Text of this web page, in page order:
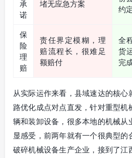
承
诺
堵无应急方案
约
保
险
理
赔
责任界定模糊，理
赔流程长，很难足
额赔付
全
货
完
从实际运作来看，县域速达的核
路优化成点对点直发，针对重型
辆和装卸设备，很多本地的机械从
显感受，前两年就有一个很典型的
破碎机械设备生产企业，接到了江